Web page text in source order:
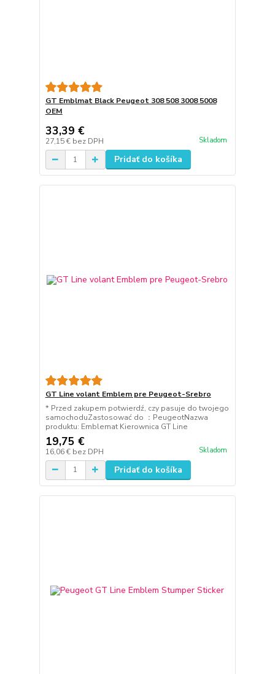
GT Emblmat Black Peugeot 308 508 3008 5008
OEM
33,39 €
27,15 € bez DPH Skladom
Pridať do košíka
GT Line volant Emblem pre Peugeot-Srebro
* Przed zakupem potwierdź, czy pasuje do twojego
samochoduZastosować do ：PeugeotNazwa
produktu: Emblemat Kierownica GT Line
19,75 €
16,06 € bez DPH Skladom
Pridať do košíka